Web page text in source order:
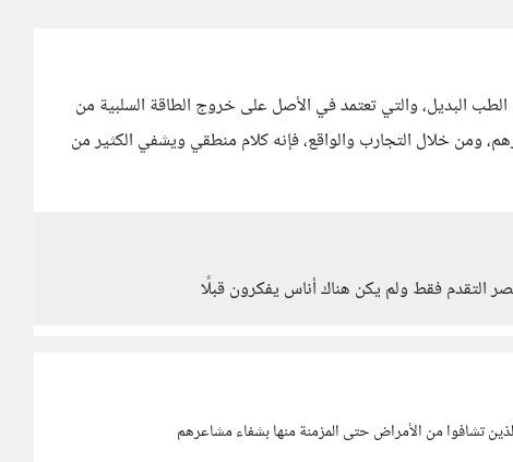
البديل، والتي تعتمد في الأصل على خروج الطاقة السلبية من
ومن خلال التجارب والواقع، فإنه كلام منطقي ويشفي الكثير من
التقدم فقط ولم يكن هناك أناس يفكرون قبلًا
تشافوا من الأمراض حتى المزمنة منها بشفاء مشاعرهم